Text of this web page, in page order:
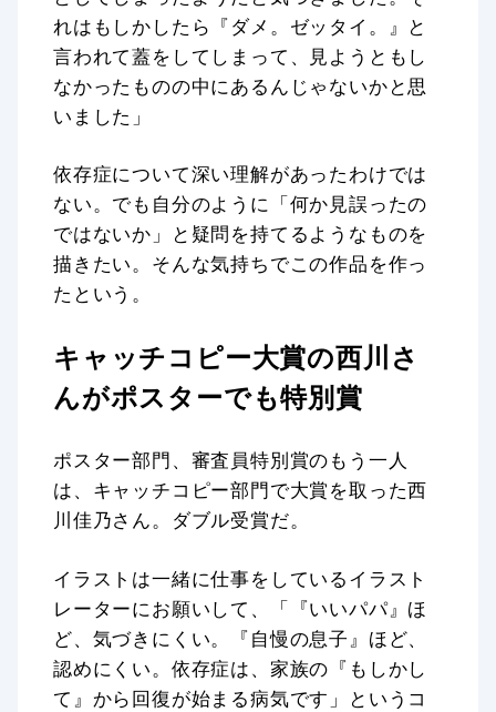
れはもしかしたら『ダメ。ゼッタイ。』と
言われて蓋をしてしまって、見ようともし
なかったものの中にあるんじゃないかと思
いました」
依存症について深い理解があったわけでは
ない。でも自分のように「何か見誤ったの
ではないか」と疑問を持てるようなものを
描きたい。そんな気持ちでこの作品を作っ
たという。
キャッチコピー大賞の西川さ
んがポスターでも特別賞
ポスター部門、審査員特別賞のもう一人
は、キャッチコピー部門で大賞を取った西
川佳乃さん。ダブル受賞だ。
イラストは一緒に仕事をしているイラスト
レーターにお願いして、「『いいパパ』ほ
ど、気づきにくい。『自慢の息子』ほど、
認めにくい。依存症は、家族の『もしかし
て』から回復が始まる病気です」というコ